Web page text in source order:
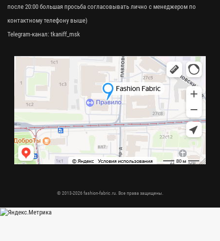
после 20:00 большая просьба согласовывать лично с менеджером по
контактному телефону выше)
Telegram-канал: tkaniff_msk
© 2013-2026 fashion-fabric.ru. Все права защищены.